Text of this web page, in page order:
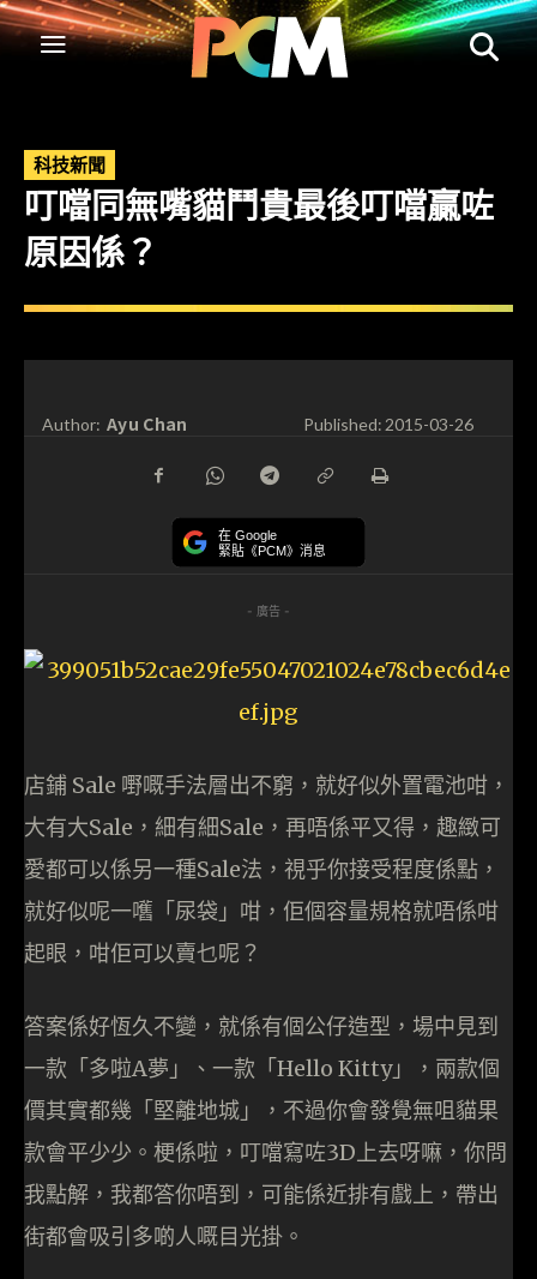
科技新聞
叮噹同無嘴貓鬥貴最後叮噹贏咗
原因係？
Author: Ayu Chan Published:2015-03-26
在 Google
緊貼《PCM》消息
- 廣告 -
店鋪 Sale 嘢嘅手法層出不窮，就好似外置電池咁，
大有大Sale，細有細Sale，再唔係平又得，趣緻可
愛都可以係另一種Sale法，視乎你接受程度係點，
就好似呢一嚿「尿袋」咁，佢個容量規格就唔係咁
起眼，咁佢可以賣乜呢？
答案係好恆久不變，就係有個公仔造型，場中見到
一款「多啦A夢」、一款「Hello Kitty」，兩款個
價其實都幾「堅離地城」，不過你會發覺無咀貓果
款會平少少。梗係啦，叮噹寫咗3D上去呀嘛，你問
我點解，我都答你唔到，可能係近排有戲上，帶出
街都會吸引多啲人嘅目光掛。